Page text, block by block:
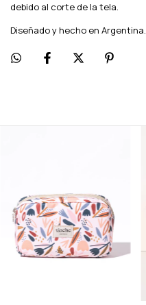
debido al corte de la tela.
Diseñado y hecho en Argentina.